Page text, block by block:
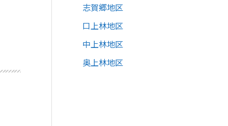
志賀郷地区
口上林地区
中上林地区
奥上林地区